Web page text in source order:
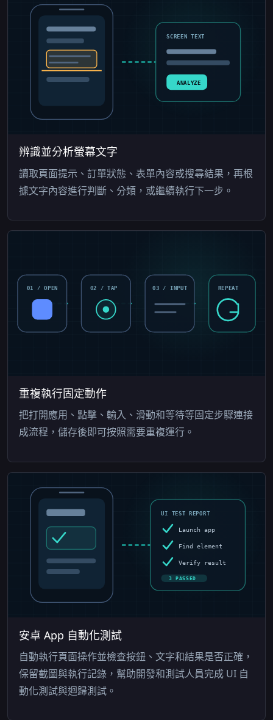
SCREEN TEXT
ANALYZE
辨識並分析螢幕文字
讀取頁面提示、訂單狀態、表單內容或搜尋結果，再根
據文字內容進行判斷、分類，或繼續執行下一步。
01 / OPEN 02 / TAP 03 / INPUT REPEAT
重複執行固定動作
把打開應用、點擊、輸入、滑動和等待等固定步驟連接
成流程，儲存後即可按照需要重複運行。
UI TEST REPORT
Launch app
Find element
Verify result
3 PASSED
安卓 App 自動化測試
自動執行頁面操作並檢查按鈕、文字和結果是否正確，
保留截圖與執行記錄，幫助開發和測試人員完成 UI 自
動化測試與迴歸測試。